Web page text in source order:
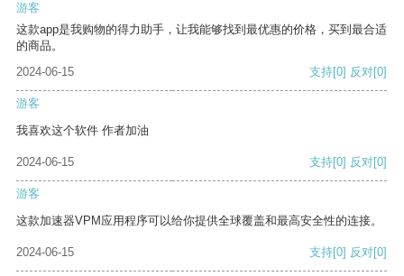
游客
这款app是我购物的得力助手，让我能够找到最优惠的价格，买到最合适
的商品。
2024-06-15
支持[0] 反对[0]
游客
我喜欢这个软件 作者加油
2024-06-15 支持[0] 反对[0]
游客
这款加速器VPM应用程序可以给你提供全球覆盖和最高安全性的连接。
2024-06-15 支持[0] 反对[0]